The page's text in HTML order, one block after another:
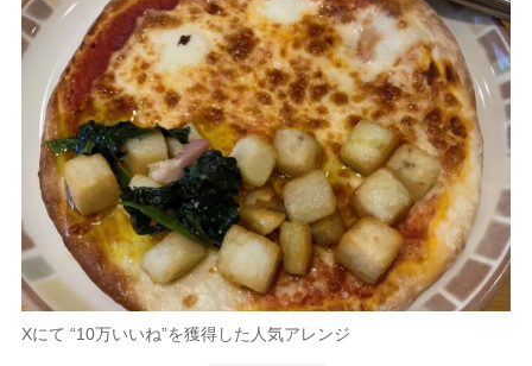
Xにて “10万いいね”を獲得した人気アレンジ